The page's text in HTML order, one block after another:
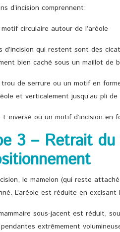
d’incision comprennent:
circulaire autour de l’aréole
d’incision qui restent sont des
bien caché sous un maillot de
trou de serrure ou un motif en
et verticalement jusqu’au pli
inversé ou un motif d’incision en
3 – Retrait
le mamelon (qui reste
L’aréole est réduite en
sous-jacent est réduit,
extrêmement